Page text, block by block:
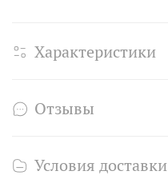
Характеристики
Отзывы
Условия доставки